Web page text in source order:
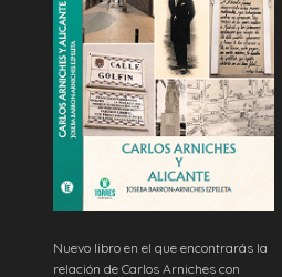
Nuevo libro en el que encontrarás la
relación de Carlos Arniches con